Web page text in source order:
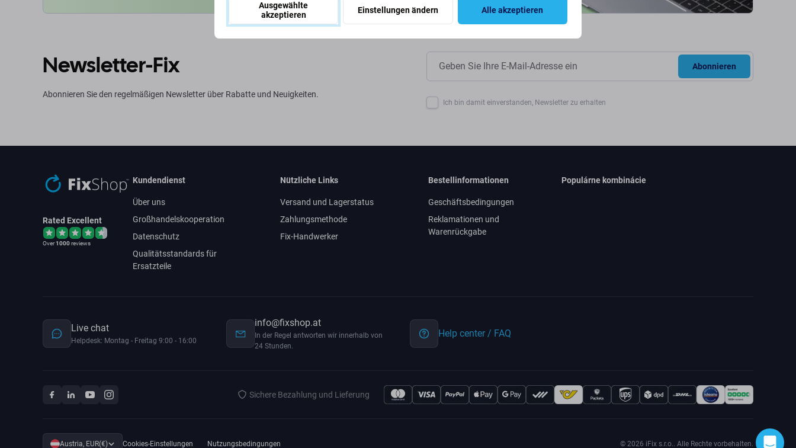
Newsletter-Fix
Abonnieren Sie den regelmäßigen Newsletter über Rabatte und Neuigkeiten.
Abonnieren
Ich bin damit einverstanden, Newsletter zu erhalten
Rated Excellent
Over1000reviews
Kundendienst
Über uns
Großhandelskooperation
Datenschutz
Qualitätsstandards für
Ersatzteile
Nützliche Links
Versand und Lagerstatus
Zahlungsmethode
Fix-Handwerker
Bestellinformationen
Geschäftsbedingungen
Reklamationen und
Warenrückgabe
Populárne kombinácie
Live chat
Helpdesk: Montag - Freitag 9:00 - 16:00
info@fixshop.at
In der Regel antworten wir innerhalb von
24 Stunden.
Help center / FAQ
Sichere Bezahlung und Lieferung
Austria, EUR(€) Cookies-Einstellungen Nutzungsbedingungen © 2026 iFix s.r.o.. Alle Rechte vorbehalten.
Ausgewählte
akzeptieren
Einstellungen ändern Alle akzeptieren